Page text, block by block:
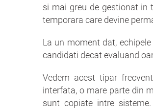
si mai greu de gestionat in
temporara care devine
La un moment dat,
candidati decat evaluand
Vedem acest tipar
interfata, o mare parte din
sunt copiate intre